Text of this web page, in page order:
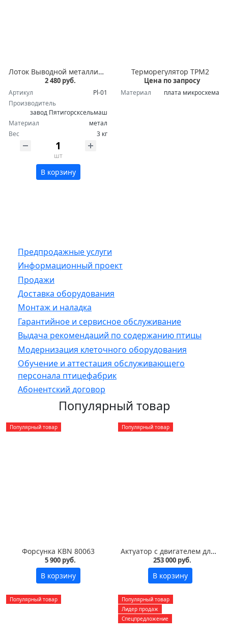
Лоток Выводной металлический
2 480 руб.
Артикул
Pl-01
Производитель
завод Пятигорсксельмаш
Материал
метал
Вес
3 кг
шт
В корзину
Терморегулятор ТРМ2
Цена по запросу
Материал плата микросхема
Предпродажные услуги
Информационный проект
Продажи
Доставка оборудования
Монтаж и наладка
Гарантийное и сервисное обслуживание
Выдача рекомендаций по содержанию птицы
Модернизация клеточного оборудования
Обучение и аттестация обслуживающего
персонала птицефабрик
Абонентский договор
Популярный товар
Популярный товар
Форсунка KBN 80063
5 900 руб.
В корзину
Популярный товар
Актуатор с двигателем для инкубатора Pas Reform
253 000 руб.
В корзину
Популярный товар
Популярный товар
Лидер продаж
Спецпредложение